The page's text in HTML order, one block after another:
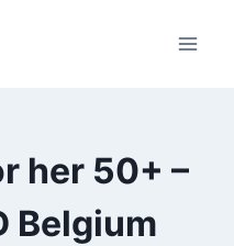
her 50+ –
Belgium